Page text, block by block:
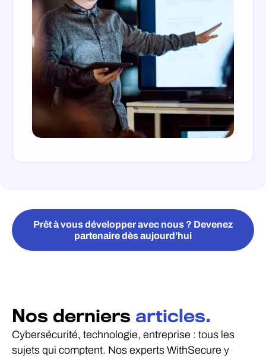
Prêt à vous développer avec nous ? Devenez
partenaire dès aujourd’hui
Nos derniers articles.
Cybersécurité, technologie, entreprise : tous les
sujets qui comptent. Nos experts WithSecure y